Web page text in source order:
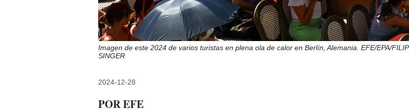
Imagen de este 2024 de varios turistas en plena ola de calor en Berlín, Alemania. EFE/EPA/FILIP
SINGER
2024-12-28
POR EFE